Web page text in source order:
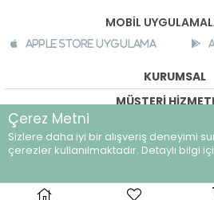
MOBİL
Apple Store Uygulama
KURUMSAL
MÜŞTERİ
©breeze.com.tr - Tüm
Çerez Metni
Sizlere daha iyi bir alışveriş deneyimi
çerezler kullanılmaktadır. Detaylı bilgi